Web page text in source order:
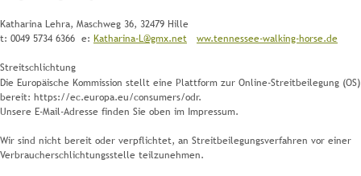
Katharina Lehra, Maschweg 36, 32479 Hille
t: 0049 5734 6366  e: Katharina-L@gmx.net ww.tennessee-walking-horse.de
Streitschlichtung
Die Europäische Kommission stellt eine Plattform zur Online-Streitbeilegung
bereit: https://ec.europa.eu/consumers/odr.
Unsere E-Mail-Adresse finden Sie oben im Impressum.
Wir sind nicht bereit oder verpflichtet, an Streitbeilegungsverfahren vor einer
Verbraucherschlichtungsstelle teilzunehmen.